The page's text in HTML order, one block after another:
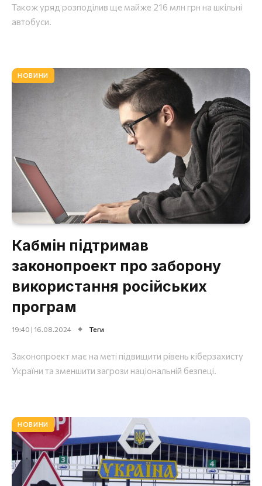
Також уряд розподілив ще майже 216 млн грн на шкільні
автобуси.
НОВИНИ
Кабмін підтримав
законопроект про заборону
використання російських
програм
19:40 | 16.08.2024 Теги
Законопроект має на меті підвищити рівень кіберзахисту
України та зменшити загрози національній безпеці.
НОВИНИ